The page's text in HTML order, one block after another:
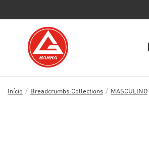
Início / Breadcrumbs.collections / MASCULINO